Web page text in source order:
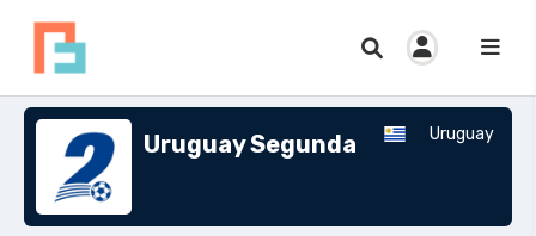
Uruguay Segunda Uruguay